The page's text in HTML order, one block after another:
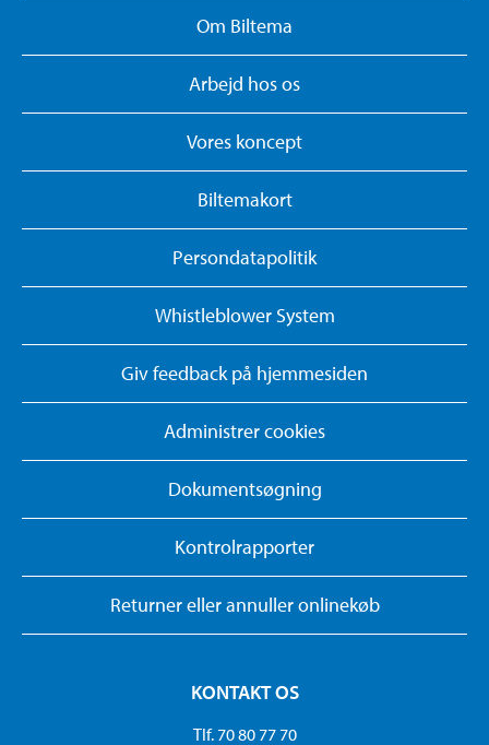
Om Biltema
Arbejd hos os
Vores koncept
Biltemakort
Persondatapolitik
Whistleblower System
Giv feedback på hjemmesiden
Administrer cookies
Dokumentsøgning
Kontrolrapporter
Returner eller annuller onlinekøb
KONTAKT OS
Tlf. 70 80 77 70